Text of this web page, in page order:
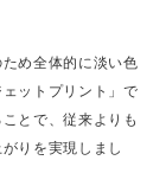
め全体的に淡い色
ットプリント」で
とで、従来よりも
りを実現しまし